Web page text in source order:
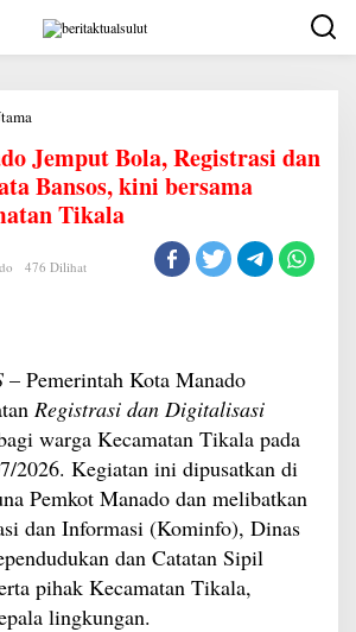
Jemput
Bola,
Registrasi
Digitalisasi
Bansos,
kini
Jemput Bola, Registrasi dan
Bansos, kini bersama
Tikala
476 Dilihat
– Pemerintah Kota Manado
Registrasi dan Digitalisasi
warga Kecamatan Tikala pada
2026. Kegiatan ini dipusatkan di
Pemkot Manado dan melibatkan
dan Informasi (Kominfo), Dinas
dan Catatan Sipil
pihak Kecamatan Tikala,
lingkungan.